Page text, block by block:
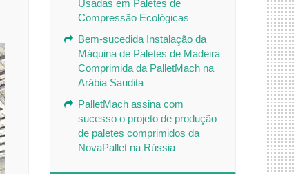
Usadas em Paletes de
Compressão Ecológicas
Bem-sucedida Instalação da
Máquina de Paletes de Madeira
Comprimida da PalletMach na
Arábia Saudita
PalletMach assina com
sucesso o projeto de produção
de paletes comprimidos da
NovaPallet na Rússia